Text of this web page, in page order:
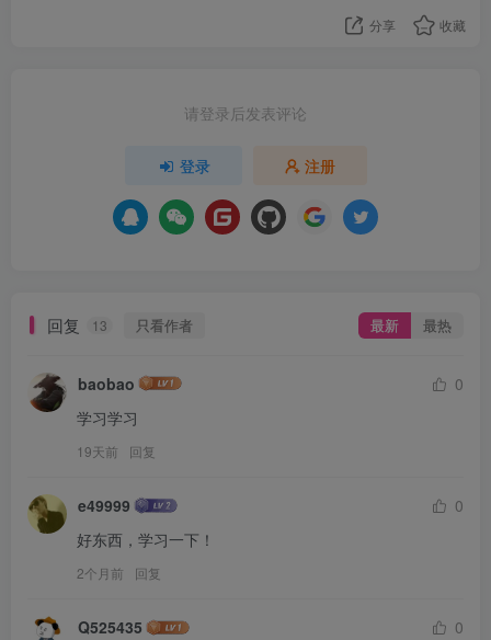
分享 收藏
请登录后发表评论
登录 注册
回复 13 只看作者 最新 最热
baobao
0
学习学习
19天前 回复
e49999
0
好东西，学习一下！
2个月前 回复
Q525435
0